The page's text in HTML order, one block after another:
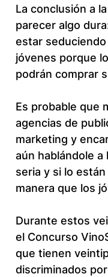
La conclusión a
parecer algo
estar
jóvenes porque
podrán comprar
Es probable que
agencias de
marketing y
aún hablándole a
seria y si lo
manera que los
Durante estos
el Concurso
que tienen
discriminados